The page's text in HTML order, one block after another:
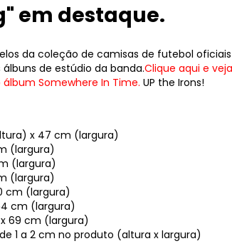
em destaque.
da coleção de camisas de futebol
de estúdio da banda.Clique aqui e
Somewhere In Time. UP the Irons!
x 47 cm (largura)
(largura)
(largura)
(largura)
cm (largura)
cm (largura)
69 cm (largura)
1 a 2 cm no produto (altura x largura)